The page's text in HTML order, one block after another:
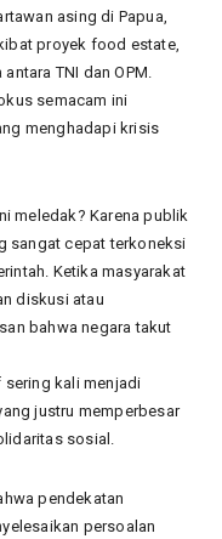
asing di Papua,
proyek food estate,
TNI dan OPM.
semacam ini
menghadapi krisis
meledak? Karena publik
sangat cepat terkoneksi
Ketika masyarakat
diskusi atau
bahwa negara takut
kali menjadi
justru memperbesar
sosial.
pendekatan
persoalan